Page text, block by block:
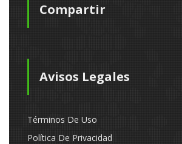
Compartir
Avisos Legales
Términos De Uso
Política De Privacidad